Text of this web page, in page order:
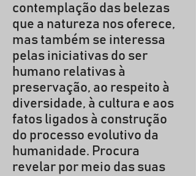
contemplação das belezas
que a natureza nos oferece,
mas também se interessa
pelas iniciativas do ser
humano relativas à
preservação, ao respeito à
diversidade, à cultura e aos
fatos ligados à construção
do processo evolutivo da
humanidade. Procura
revelar por meio das suas